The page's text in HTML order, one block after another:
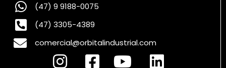
(47) 9 9188-0075
(47) 3305-4389
comercial@orbitalindustrial.com